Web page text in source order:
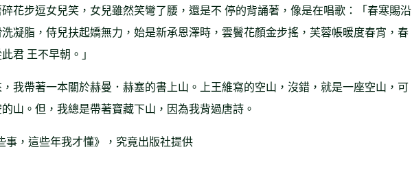
花步逗女兒笑，女兒雖然笑彎了腰，還是不 停的背誦著，像是在唱歌：「春寒賜沿
凝脂，侍兒扶起嬌無力，始是新承恩澤時，雲鬢花顏金步搖，芙蓉帳暖度春宵，春
君 王不早朝。」
我帶著一本關於赫曼．赫塞的書上山。上王維寫的空山，沒錯，就是一座空山，可
山。但，我總是帶著寶藏下山，因為我背過唐詩。
事，這些年我才懂》，究竟出版社提供